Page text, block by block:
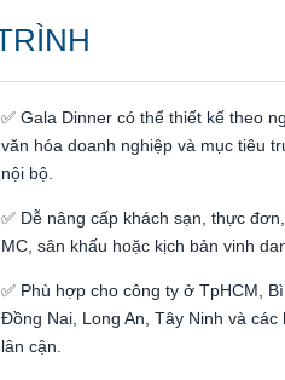
✅ Gala Dinner có thể thiết kế theo
văn hóa doanh nghiệp và mục tiêu
nội bộ.
✅ Dễ nâng cấp khách sạn, thực
MC, sân khấu hoặc kịch bản vinh
✅ Phù hợp cho công ty ở TpHCM,
Đồng Nai, Long An, Tây Ninh và các
lân cận.